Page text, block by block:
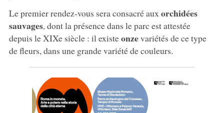
Le premier rendez-vous sera consacré aux orchidées
sauvages, dont la présence dans le parc est attestée
depuis le XIXe siècle : il existeonzevariétés de ce type
de fleurs, dans une grande variété de couleurs.